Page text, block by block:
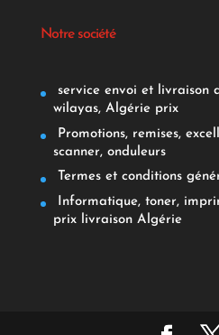
Notre société
service envoi et livraison
wilayas, Algérie prix
Promotions, remises,
scanner, onduleurs
Termes et conditions
Informatique, toner,
prix livraison Algérie